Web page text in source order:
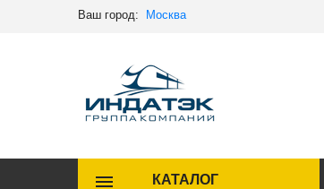
Ваш город: Москва
КАТАЛОГ